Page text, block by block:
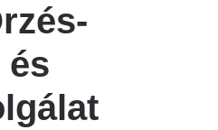
és